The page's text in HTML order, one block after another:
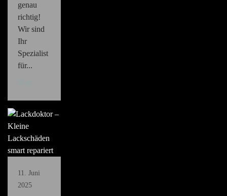
genau
richtig!
Wir sind
Ihr
Spezialist
für...
11. Juni
2025